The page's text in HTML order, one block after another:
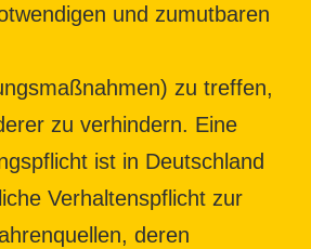
und zumutbaren
zu treffen,
zu verhindern. Eine
ist in Deutschland
Verhaltenspflicht zur
deren